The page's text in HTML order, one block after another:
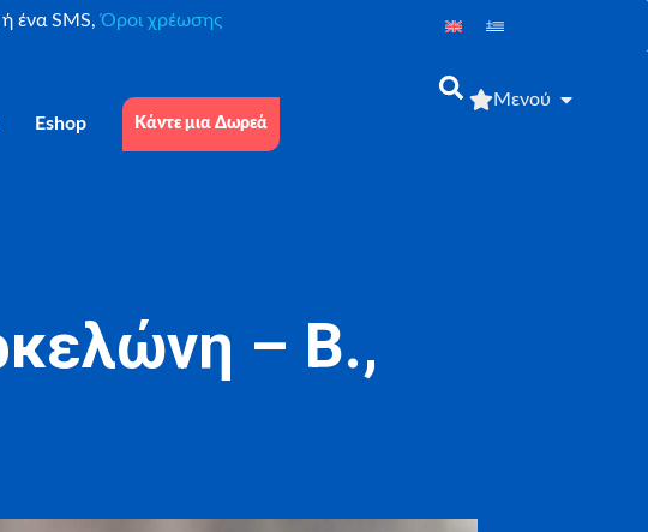
ή ένα SMS,Όροι χρέωσης
Eshop Κάντε μια Δωρεά
Μενού
– Β.,